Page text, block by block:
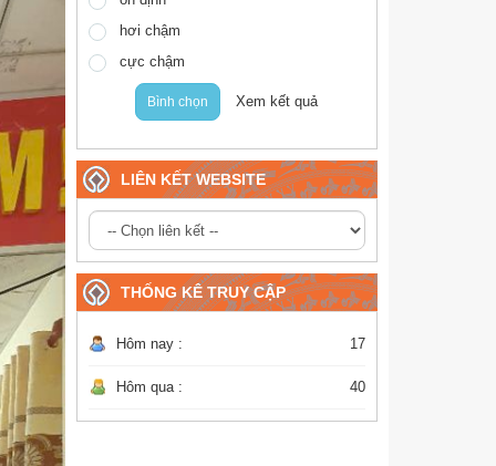
hơi chậm
cực chậm
Bình chọn Xem kết quả
LIÊN KẾT WEBSITE
THỐNG KÊ TRUY CẬP
Hôm nay : 17
Hôm qua : 40